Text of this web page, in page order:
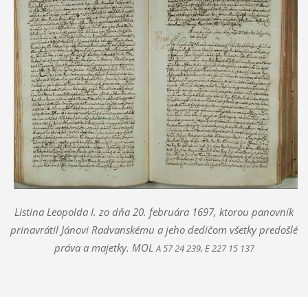
Listina Leopolda I. zo dňa 20. februára 1697, ktorou panovník
prinavrátil Jánovi Radvanskému a jeho dedičom všetky predošlé
práva a majetky. MOLA 57 24 239, E 227 15 137